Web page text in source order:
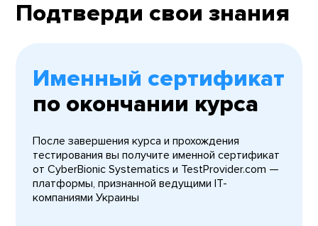
Подтверди свои знания
Именный сертификат
по окончании курса
После завершения курса и прохождения
тестирования вы получите именной сертификат
от CyberBionic Systematics и TestProvider.com —
платформы, признанной ведущими IT-
компаниями Украины